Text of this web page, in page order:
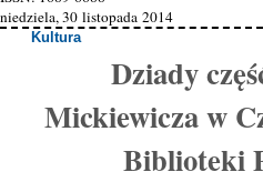
niedziela, 30 listopada 2014
Kultura
Dziady
Mickiewicza w
Biblioteki